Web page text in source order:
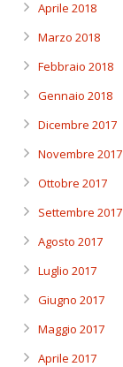
Aprile 2018
Marzo 2018
Febbraio 2018
Gennaio 2018
Dicembre 2017
Novembre 2017
Ottobre 2017
Settembre 2017
Agosto 2017
Luglio 2017
Giugno 2017
Maggio 2017
Aprile 2017